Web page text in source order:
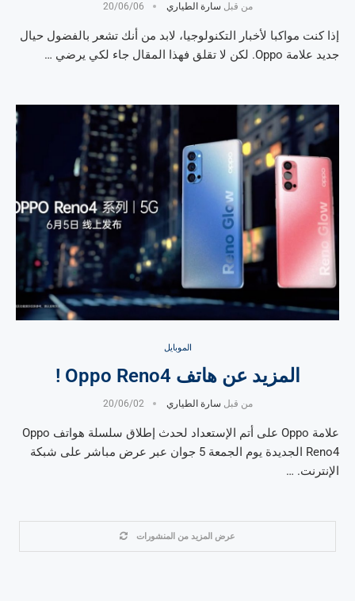
من قبل سارة الطياري 20/06/06
إذا كنت مواكبا لأخبار التكنولوجيا، لابد من أنك تشعر بالفضول حيال
جديد علامة Oppo. لكن لا تقلق فهذا المقال جاء لكي يرضي …
الموبايل
المزيد عن هاتف Oppo Reno4 !
من قبل سارة الطياري 20/06/02
علامة Oppo على أتم الإستعداد لحدث إطلاق سلسلة هواتف Oppo
Reno4 الجديدة يوم الجمعة 5 جوان عبر عرض مباشر على شبكة
الإنترنت. …
عرض المزيد من المنشورات